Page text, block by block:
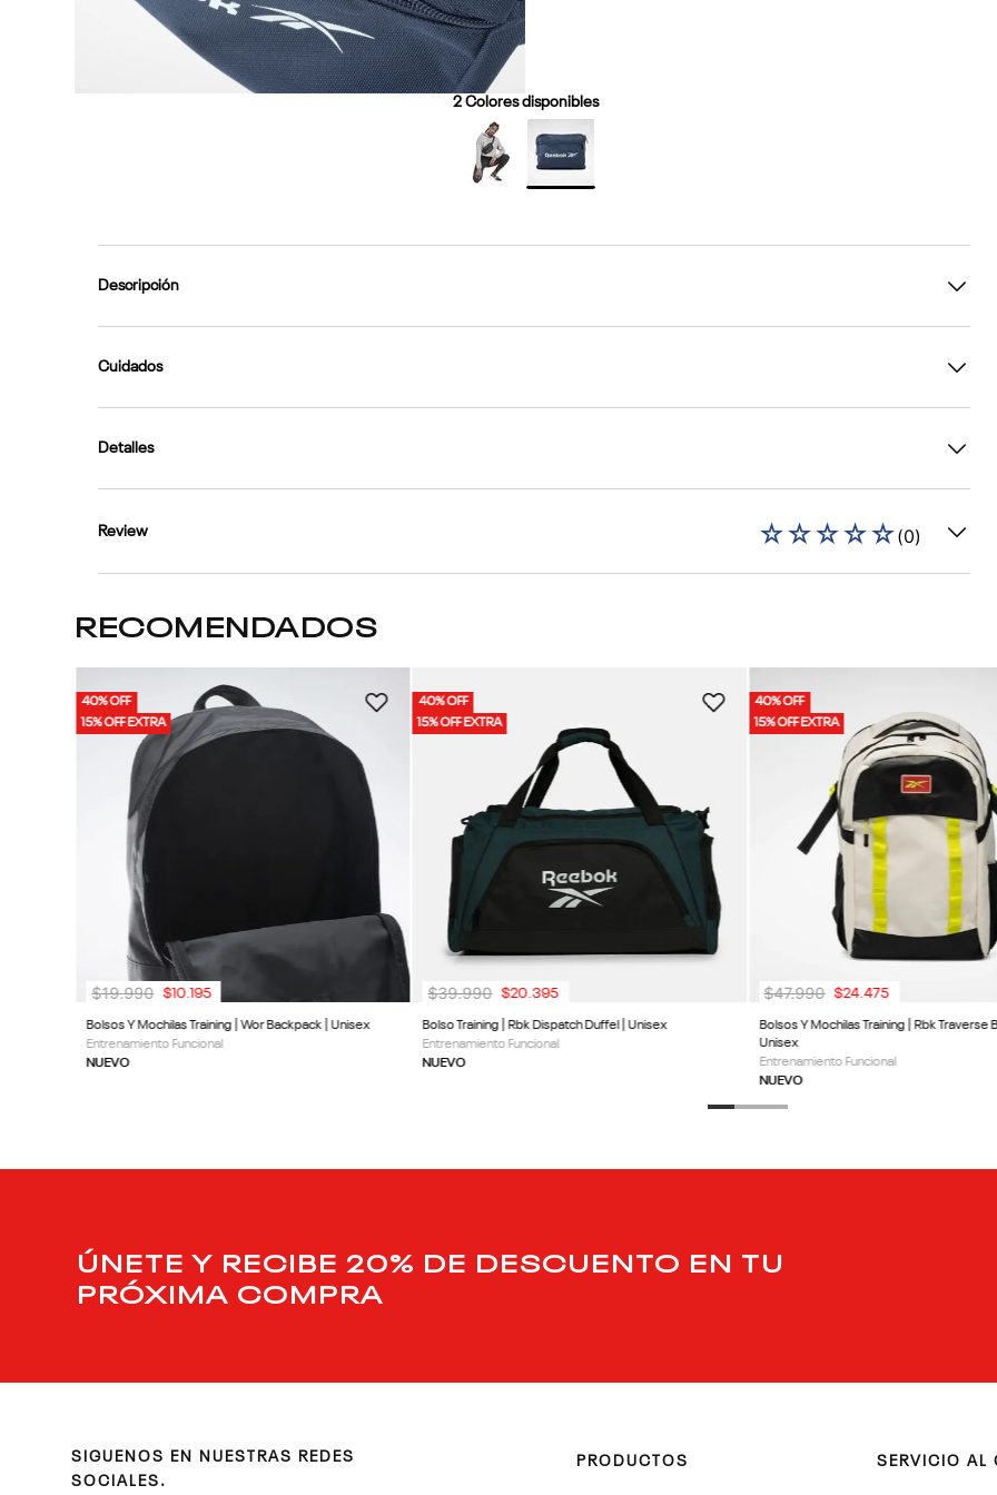
2Colores disponibles
Descripción
Cuidados
Detalles
Review ☆☆☆☆☆(0)
RECOMENDADOS
40% OFF
15% OFF EXTRA
Bolsos Y Mochilas Training | Wor Backpack | Unisex
Entrenamiento Funcional
NUEVO
$19.990 $10.195
40% OFF
15% OFF EXTRA
Bolso Training | Rbk Dispatch Duffel | Unisex
Entrenamiento Funcional
NUEVO
$39.990 $20.395
40% OFF
15% OFF EXTRA
Bolsos Y Mochilas Training | Rbk Traverse
Unisex
Entrenamiento Funcional
NUEVO
$47.990 $24.475
ÚNETE Y RECIBE 20% DE DESCUENTO EN TU
PRÓXIMA COMPRA
SIGUENOS EN NUESTRAS REDES
SOCIALES.
PRODUCTOS SERVICIO AL